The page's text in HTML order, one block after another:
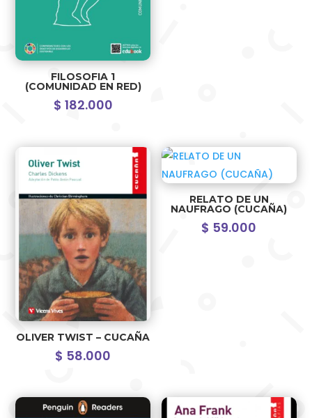
FILOSOFIA 1
(COMUNIDAD EN RED)
$ 182.000
OLIVER TWIST – CUCAÑA
$ 58.000
RELATO DE UN
NAUFRAGO (CUCAÑA)
$ 59.000